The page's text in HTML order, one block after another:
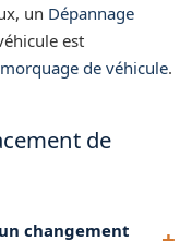
un Dépannage
est
de véhicule.
de
changement